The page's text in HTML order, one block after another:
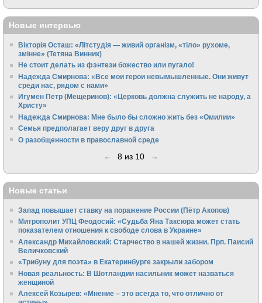
Новые интервью
Вікторія Осташ: «Літстудія — живий організм, «тіло» рухоме,
змінне» (Тетяна Винник)
Не стоит делать из фэнтези божество или пугало!
Надежда Смирнова: «Все мои герои невымышленные. Они живут
среди нас, рядом с нами»
Игумен Петр (Мещеринов): «Церковь должна служить не народу, а
Христу»
Надежда Смирнова: Мне было бы сложно жить без «Омилии»
Семья предполагает веру друг в друга
О разобщенности в православной среде
← 8 из 10 →
Новые статьи
Запад повышает ставку на поражение России (Пётр Акопов)
Митрополит УПЦ Феодосий: «Судьба Яна Таксюра может стать
показателем отношения к свободе слова в Украине»
Алек­сандр Михайловский: Старчество в нашей жизни. Прп. Паисий
Величковский
«Трибуну для поэта» в Екатеринбурге закрыли забором
Новая реальность: В Шотландии насильник может назваться
женщиной
Алексей Козырев: «Мнение – это всегда то, что отлично от